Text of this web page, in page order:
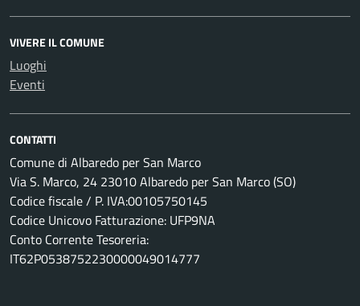
VIVERE IL COMUNE
Luoghi
Eventi
CONTATTI
Comune di Albaredo per San Marco
Via S. Marco, 24 23010 Albaredo per San Marco (SO)
Codice fiscale / P. IVA:00105750145
Codice Unicovo Fatturazione: UFP9NA
Conto Corrente Tesoreria:
IT62P0538752230000049014777